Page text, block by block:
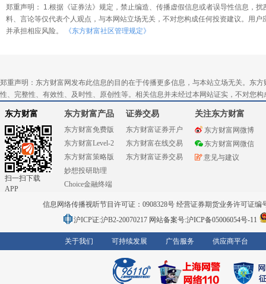
郑重声明： 1.根据《证券法》规定，禁止编造、传播虚假信息或者误导性信息，
料、言论等仅代表个人观点，与本网站立场无关，不对您构成任何投资建议。用
并承担相应风险。
《东方财富社区管理规定》
郑重声明：东方财富网发布此信息的目的在于传播更多信息，与本站立场无关。东
性、完整性、有效性、及时性、原创性等。相关信息并未经过本网站证实，不对您
东方财富
扫一扫下载
APP
东方财富产品
东方财富免费版
东方财富Level-2
东方财富策略版
妙想投研助理
Choice金融终端
证券交易
东方财富证券开户
东方财富在线交易
东方财富证券交易
关注东方财富
东方财富网微博
东方财富网微信
意见与建议
信息网络传播视听节目许可证：0908328号 经营证券期货业务许可证编
沪ICP证:沪B2-20070217 网站备案号:沪ICP备05006054号-11
关于我们 可持续发展 广告服务 供应商平台